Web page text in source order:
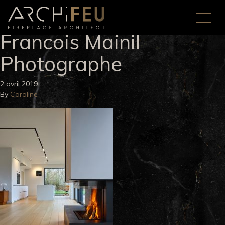
Francois Mainil
Photographe
2 avril 2019
By Caroline